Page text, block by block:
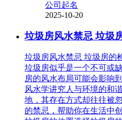
公司起名
2025-10-20
垃圾房风水禁忌 垃圾
垃圾房风水禁忌 垃圾房的
垃圾房似乎是一个不可或
房的风水布局可能会影响
风水学讲究人与环境的和
地，其存在方式却往往被
的禁忌，帮助你在生活中